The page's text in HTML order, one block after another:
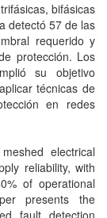
bifásicas
detectó 57 de las
requerido y
protección. Los
su objetivo
técnicas de
en redes
electrical
reliability, with
of operational
presents the
fault detection